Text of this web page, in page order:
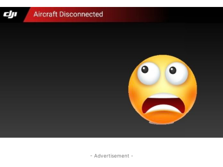
- Advertisement -